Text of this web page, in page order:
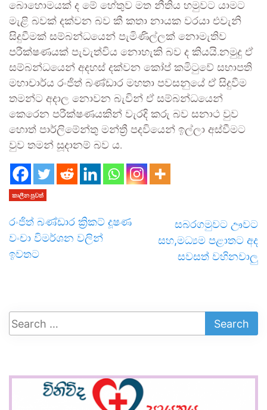
බොහොමයක් ද මේ හේතුව මත නීතිය හමුවට යාමට
මැළි බවක් දක්වන බව කී කතා නායක වරයා එවැනි
සිදුවීමක් සම්බන්ධයෙන් පැමිණිල්ලක් නොමැතිව
පරීක්ෂණයක් පැවැත්විය නොහැකි බව ද කියයි.නමුදු ඒ
සම්බන්ධයෙන් අදහස් දක්වන කෝප් කමිටුවේ සභාපති
මහාචාර්ය රංජිත් බණ්ඩාර මහතා පවසනුයේ ඒ සිදුවීම
තමන්ට අදාල නොවන බැවින් ඒ සම්බන්ධයෙන්
කෙරෙන පරීක්ෂණයකින් වැරදි කරු බව සනාථ වුව
හොත් පාර්ලිමේන්තු මන්ත්‍රී පදවියෙන් ඉල්ලා අස්වීමට
වුව තමන් සූදානම් බව ය.
කාලීන පුවත්
රංජිත් බණ්ඩාර ක්‍රිකට් දූෂණ
වංචා විමර්ශන වලින්
ඉවතට
සබරගමුවට ඌවට
සහ,මධ්‍යම පළාතට අද
සවසත් වහිනවාලු